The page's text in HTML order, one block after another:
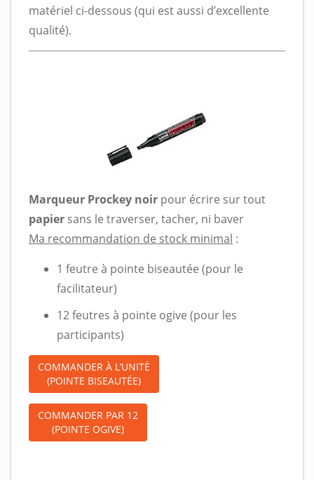
matériel ci-dessous (qui est aussi d’excellente
qualité).
Marqueur Prockey noir pour écrire sur tout
papier sans le traverser, tacher, ni baver
Ma recommandation de stock minimal :
1 feutre à pointe biseautée (pour le
facilitateur)
12 feutres à pointe ogive (pour les
participants)
COMMANDER À L’UNITÉ
(POINTE BISEAUTÉE)
COMMANDER PAR 12
(POINTE OGIVE)